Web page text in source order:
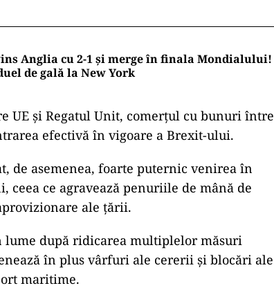
Anglia cu 2-1 și merge în finala Mondialului!
de gală la New York
UE şi Regatul Unit, comerţul cu bunuri între
efectivă în vigoare a Brexit-ului.
de asemenea, foarte puternic venirea în
ce agravează penuriile de mână de
ale ţării.
lume după ridicarea multiplelor măsuri
în plus vârfuri ale cererii şi blocări ale
maritime.